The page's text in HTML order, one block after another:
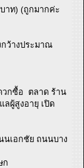
าท) (ถูกมากค่ะ
ว้างประมาณ
วกซื้อ ตลาด ร้าน
ผู้สูงอายุ เปิด
นเอกชัย ถนนบาง
ก